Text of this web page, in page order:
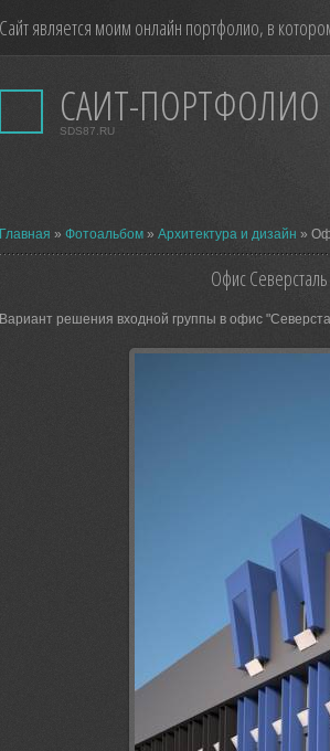
Сайт является моим онлайн портфолио, в
САЙТ-ПОРТФОЛИО
SDS87.RU
Главная » Фотоальбом » Архитектура и дизайн »
Офис
Вариант решения входной группы в офис